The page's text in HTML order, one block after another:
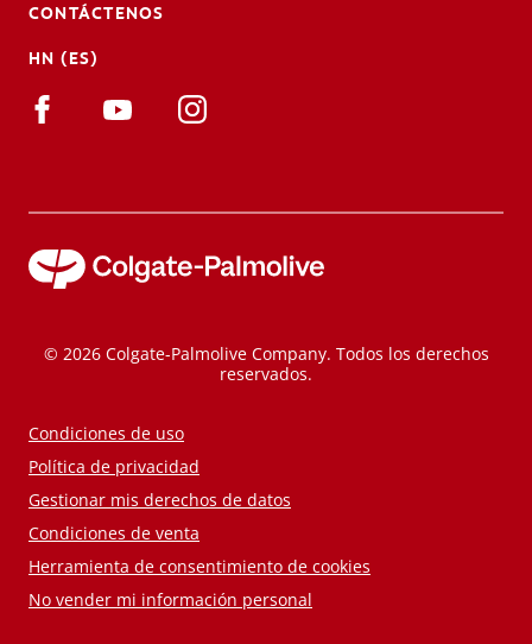
CONTÁCTENOS
HN (ES)
© 2026 Colgate-Palmolive Company. Todos los derechos
reservados.
Condiciones de uso
Política de privacidad
Gestionar mis derechos de datos
Condiciones de venta
Herramienta de consentimiento de cookies
No vender mi información personal